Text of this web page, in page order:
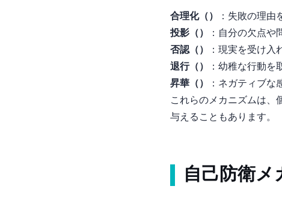
合理化（Rationalization）
：失敗の理由
投影（Projection）
：自分の欠点や
否認（Denial）
：現実を受け入
退行（Regression）
：幼稚な行動を
昇華（Sublimation）
：ネガティブな
これらのメカニズムは、
与えることもあります。
自己防衛